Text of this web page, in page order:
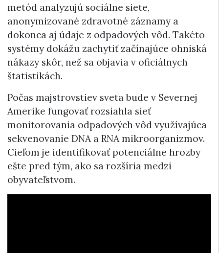
metód analyzujú sociálne siete,
anonymizované zdravotné záznamy a
dokonca aj údaje z odpadových vôd. Takéto
systémy dokážu zachytiť začínajúce ohniská
nákazy skôr, než sa objavia v oficiálnych
štatistikách.
Počas majstrovstiev sveta bude v Severnej
Amerike fungovať rozsiahla sieť
monitorovania odpadových vôd využívajúca
sekvenovanie DNA a RNA mikroorganizmov.
Cieľom je identifikovať potenciálne hrozby
ešte pred tým, ako sa rozšíria medzi
obyvateľstvom.